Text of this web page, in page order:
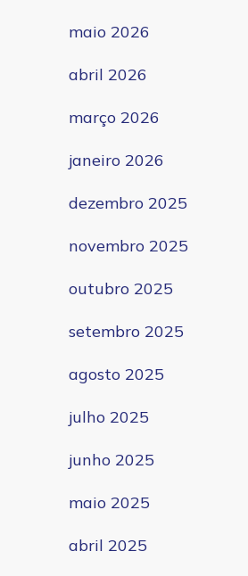
maio 2026
abril 2026
março 2026
janeiro 2026
dezembro 2025
novembro 2025
outubro 2025
setembro 2025
agosto 2025
julho 2025
junho 2025
maio 2025
abril 2025